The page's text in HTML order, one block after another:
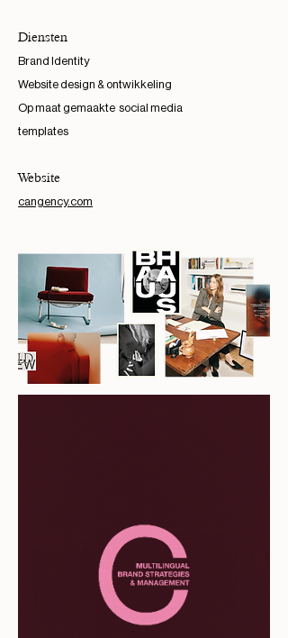
Diensten
Brand Identity
Website design & ontwikkeling
Op maat gemaakte social media
templates
Website
cangency.com